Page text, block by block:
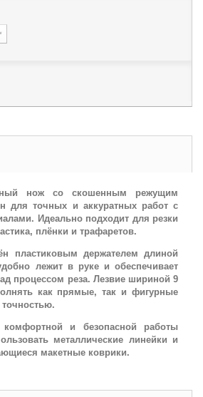
нож со скошенным режущим
для точных и аккуратных работ с
Идеально подходит для резки
плёнки и трафаретов.
пластиковым держателем длиной
лежит в руке и обеспечивает
процессом реза. Лезвие шириной 9
как прямые, так и фигурные
и безопасной работы
металлические линейки и
макетные коврики.